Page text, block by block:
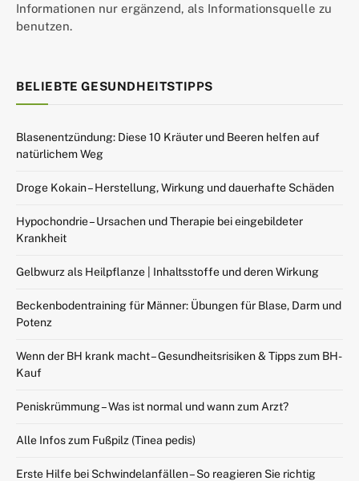
Informationen nur ergänzend, als Informationsquelle zu
benutzen.
BELIEBTE GESUNDHEITSTIPPS
Blasenentzündung: Diese 10 Kräuter und Beeren helfen auf
natürlichem Weg
Droge Kokain – Herstellung, Wirkung und dauerhafte Schäden
Hypochondrie – Ursachen und Therapie bei eingebildeter
Krankheit
Gelbwurz als Heilpflanze | Inhaltsstoffe und deren Wirkung
Beckenbodentraining für Männer: Übungen für Blase, Darm und
Potenz
Wenn der BH krank macht – Gesundheitsrisiken & Tipps zum BH-
Kauf
Peniskrümmung – Was ist normal und wann zum Arzt?
Alle Infos zum Fußpilz (Tinea pedis)
Erste Hilfe bei Schwindelanfällen – So reagieren Sie richtig